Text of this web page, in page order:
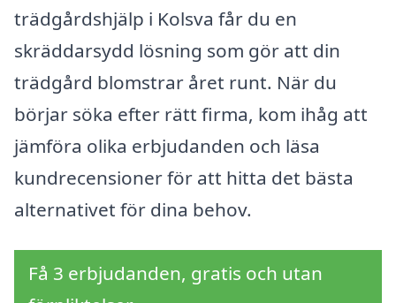
trädgårdshjälp i Kolsva får du en
skräddarsydd lösning som gör att din
trädgård blomstrar året runt. När du
börjar söka efter rätt firma, kom ihåg att
jämföra olika erbjudanden och läsa
kundrecensioner för att hitta det bästa
alternativet för dina behov.
Få 3 erbjudanden, gratis och utan